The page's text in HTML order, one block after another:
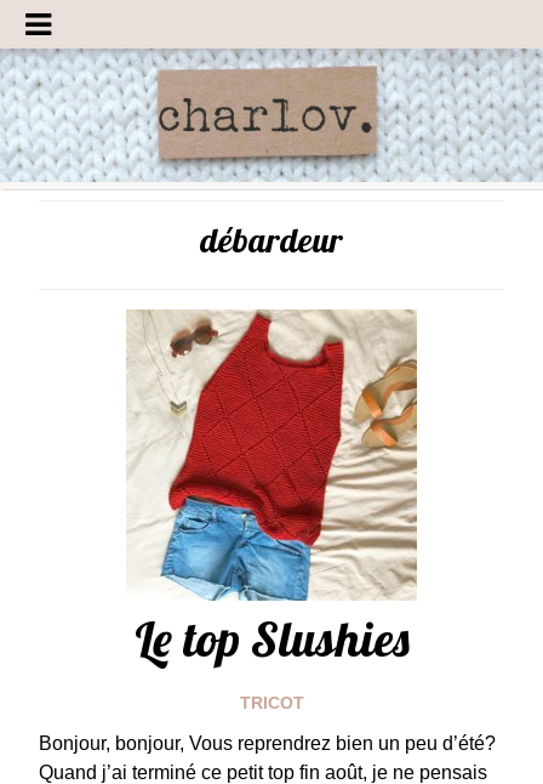
débardeur
Le top Slushies
TRICOT
Bonjour, bonjour, Vous reprendrez bien un peu d’été?
Quand j’ai terminé ce petit top fin août, je ne pensais